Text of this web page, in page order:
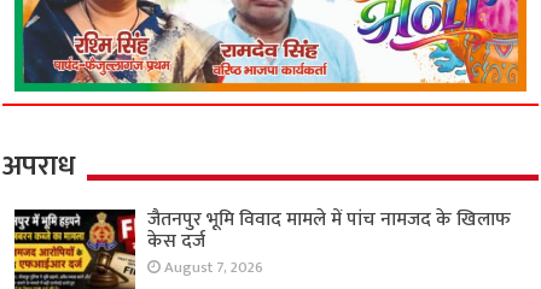
अपराध
जैतनपुर भूमि विवाद मामले में पांच नामजद के खिलाफ
केस दर्ज
August 7, 2026